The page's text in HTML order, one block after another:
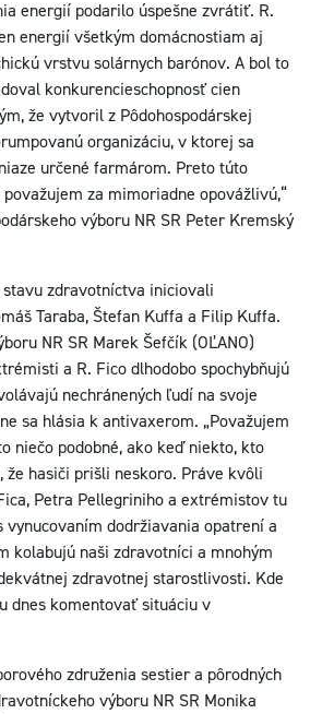
energií podarilo úspešne zvrátiť. R.
energií všetkým domácnostiam aj
vrstvu solárnych barónov. A bol to
konkurencieschopnosť cien
že vytvoril z Pôdohospodárskej
organizáciu, v ktorej sa
určené farmárom. Preto túto
za mimoriadne opovážlivú,“
výboru NR SR Peter Kremský
zdravotníctva iniciovali
Taraba, Štefan Kuffa a Filip Kuffa.
NR SR Marek Šefčík (OĽANO)
a R. Fico dlhodobo spochybňujú
nechránených ľudí na svoje
sa hlásia k antivaxerom. „Považujem
niečo podobné, ako keď niekto, kto
že hasiči prišli neskoro. Práve kvôli
Petra Pellegriniho a extrémistov tu
dodržiavania opatrení a
kolabujú naši zdravotníci a mnohým
zdravotnej starostlivosti. Kde
dnes komentovať situáciu v
združenia sestier a pôrodných
výboru NR SR Monika